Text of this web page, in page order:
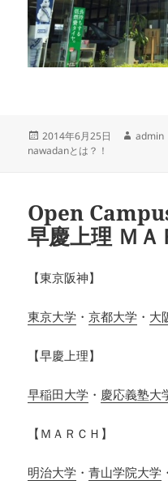
投
稿
2014年6月25日
作
admin
nawadanとは？！
Open
早慶上理 Ｍ
【東京阪神】
東京大学 ・京都大学 ・ 大
【早慶上理】
早稲田大学 ・ 慶応義塾大
【ＭＡＲＣＨ】
明治大学 ・青山学院大学 ・